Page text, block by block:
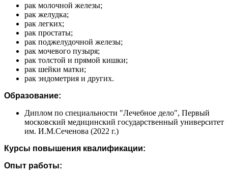
рак молочной железы;
рак желудка;
рак легких;
рак простаты;
рак поджелудочной железы;
рак мочевого пузыря;
рак толстой и прямой кишки;
рак шейки матки;
рак эндометрия и других.
Образование:
Диплом по специальности "Лечебное дело", Первый
московский медицинский государственный университет
им. И.М.Сеченова (2022 г.)
Курсы повышения квалификации:
Опыт работы: